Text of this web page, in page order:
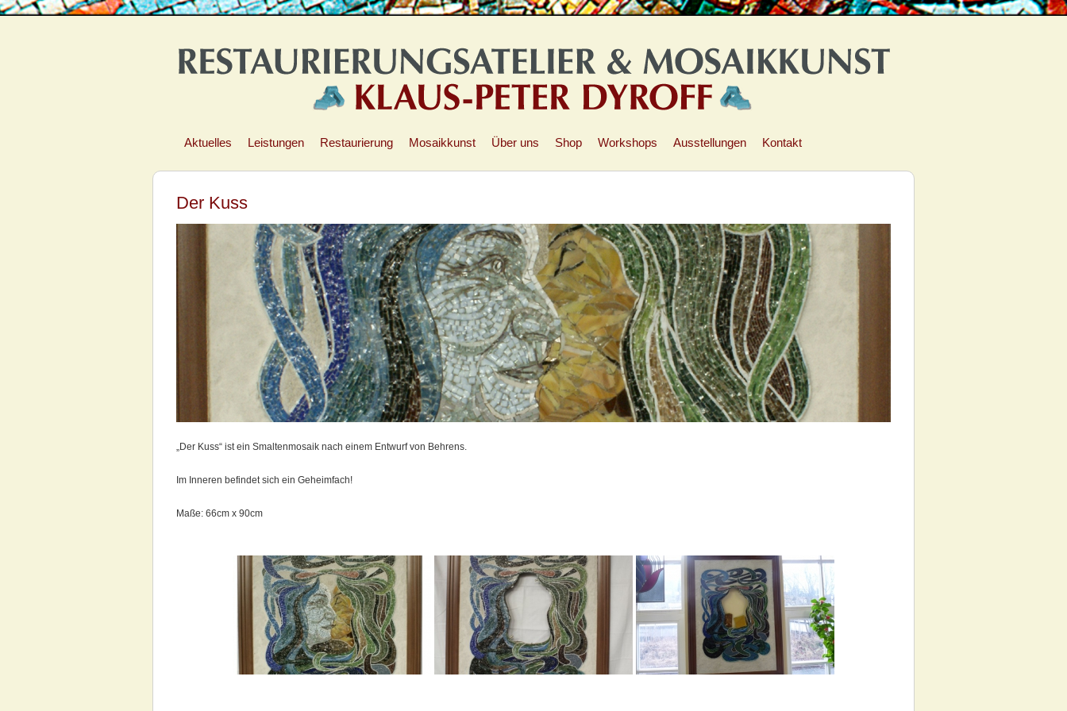
Aktuelles Leistungen Restaurierung Mosaikkunst Über uns Shop Workshops Ausstellungen Kontakt
Der Kuss
„Der Kuss“ ist ein Smaltenmosaik nach einem Entwurf von Behrens.
Im Inneren befindet sich ein Geheimfach!
Maße: 66cm x 90cm